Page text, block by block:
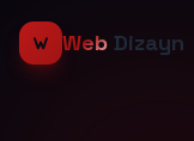
Web Dizayn